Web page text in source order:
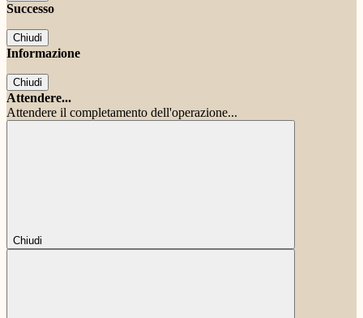
Successo
Chiudi
Informazione
Chiudi
Attendere...
Attendere il completamento dell'operazione...
Chiudi